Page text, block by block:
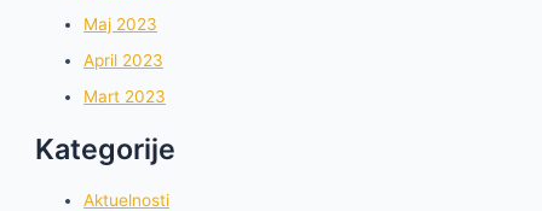
Maj 2023
April 2023
Mart 2023
Kategorije
Aktuelnosti